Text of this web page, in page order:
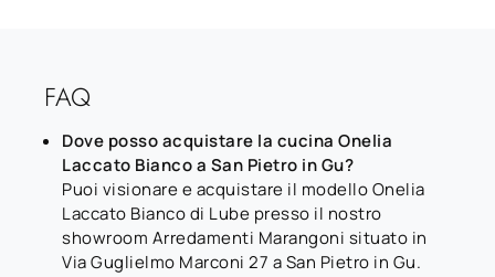
FAQ
Dove posso acquistare la cucina Onelia
Laccato Bianco a San Pietro in Gu?
Puoi visionare e acquistare il modello Onelia
Laccato Bianco di Lube presso il nostro
showroom Arredamenti Marangoni situato in
Via Guglielmo Marconi 27 a San Pietro in Gu.